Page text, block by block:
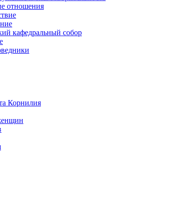
отношения
кафедральный собор
Корнилия